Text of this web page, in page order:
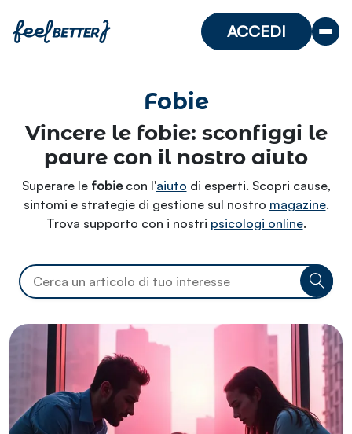
ACCEDI
Fobie
Vincere le fobie: sconfiggi le
paure con il nostro aiuto
Superare le fobiecon l'aiuto di esperti. Scopri cause,
sintomi e strategie di gestione sul nostro magazine.
Trova supporto con i nostri psicologi online.
ADOLESCENZA